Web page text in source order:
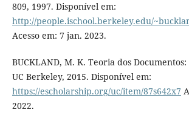
809, 1997. Disponível em:
http://people.ischool.berkeley.edu/
Acesso em: 7 jan. 2023.
BUCKLAND, M. K. Teoria dos
UC Berkeley, 2015. Disponível em:
https://escholarship.org/uc/item/87s642x7
2022.